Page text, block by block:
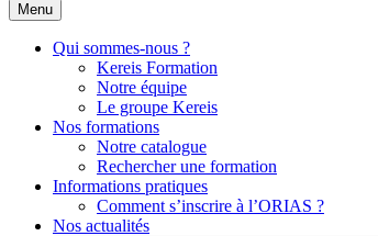
Menu
Qui sommes-nous ?
Kereis Formation
Notre équipe
Le groupe Kereis
Nos formations
Notre catalogue
Rechercher une formation
Informations pratiques
Comment s’inscrire à l’ORIAS ?
Nos actualités